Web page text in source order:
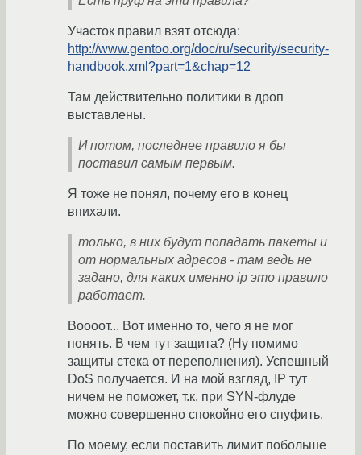
Участок правил взят отсюда:
http://www.gentoo.org/doc/ru/security/security-
handbook.xml?part=1&chap=12
Там действительно политики в дроп
выставлены.
И потом, последнее правило я бы
поставил самым первым.
Я тоже не понял, почему его в конец
впихали.
только, в них будут попадать пакеты и
от нормальных адресов - там ведь не
задано, для каких именно ip это правило
работает.
Воооот... Вот именно то, чего я не мог
понять. В чем тут защита? (Ну помимо
защиты стека от переполнения). Успешный
DoS получается. И на мой взгляд, IP тут
ничем не поможет, т.к. при SYN-флуде
можно совершенно спокойно его спуфить.
По моему, если поставить лимит побольше